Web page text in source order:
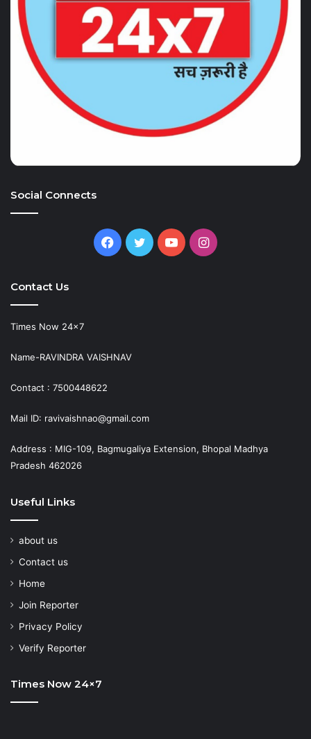
Social Connects
Facebook
TwitterYouTubeInstagram
Contact Us
Times Now 24×7
Name-RAVINDRA VAISHNAV
Contact : 7500448622
Mail ID: ravivaishnao@gmail.com
Address : MIG-109, Bagmugaliya Extension, Bhopal Madhya
Pradesh 462026
Useful Links
about us
Contact us
Home
Join Reporter
Privacy Policy
Verify Reporter
Times Now 24×7